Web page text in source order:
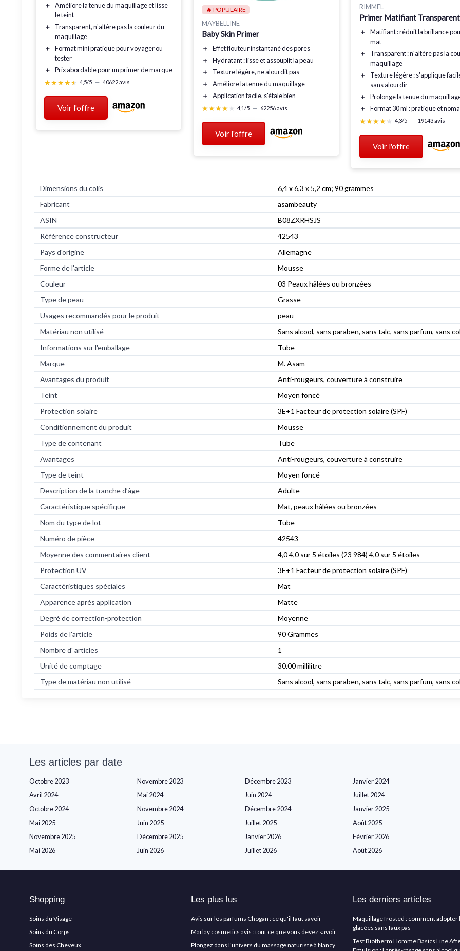
＋
Améliore la tenue du maquillageet lisse
le teint
＋
Transparent, n'altère pas la couleur du
maquillage
＋
Format minipratique pour voyager ou
tester
＋
Prix abordablepour un primer de marque
★★★★★
★★★★★ 4,5/5 — 40622 avis
Voir l'offre
🔥 POPULAIRE
MAYBELLINE
Baby Skin Primer
＋ Effet flouteur instantanédes pores
＋
Hydratant: lisse et assouplit la peau
＋
Texture légère, ne alourdit pas
＋
Améliore la tenuedu maquillage
＋
Application facile, s'étale bien
★★★★★
★★★★★ 4,1/5 — 62256 avis
Voir l'offre
RIMMEL
Primer Matifiant
＋ Matifiant: réduit la brillance
mat
＋
Transparent: n'altère pas la
maquillage
＋
Texture légère: s'applique
sans alourdir
＋
Prolonge la tenuedu
＋
Format 30 ml : pratique et
★★★★★
★★★★★ 4,3/5 — 19143 avis
Voir l'offre
Dimensions du colis
6,4 x 6,3 x 5,2 cm; 90 grammes
Fabricant
asambeauty
ASIN
B08ZXRHSJS
Référence constructeur
42543
Pays d'origine
Allemagne
Forme de l'article
Mousse
Couleur
03 Peaux hâlées ou bronzées
Type de peau
Grasse
Usages recommandés pour le produit
peau
Matériau non utilisé
Sans alcool, sans paraben, sans talc, sans parfum, sans
Informations sur l'emballage
Tube
Marque
M. Asam
Avantages du produit
Anti-rougeurs, couverture à construire
Teint
Moyen foncé
Protection solaire
3E+1 Facteur de protection solaire (SPF)
Conditionnement du produit
Mousse
Type de contenant
Tube
Avantages
Anti-rougeurs, couverture à construire
Type de teint
Moyen foncé
Description de la tranche d’âge
Adulte
Caractéristique spécifique
Mat, peaux hâlées ou bronzées
Nom du type de lot
Tube
Numéro de pièce
42543
Moyenne des commentaires client
4,0 4,0 sur 5 étoiles (23 984) 4,0 sur 5 étoiles
Protection UV
3E+1 Facteur de protection solaire (SPF)
Caractéristiques spéciales
Mat
Apparence après application
Matte
Degré de correction-protection
Moyenne
Poids de l'article
90 Grammes
Nombre d' articles
1
Unité de comptage
30.00 millilitre
Type de matériau non utilisé
Sans alcool, sans paraben, sans talc, sans parfum, sans
Les articles par date
Octobre 2023 Novembre 2023 Décembre 2023 Janvier 2024
Avril 2024
Mai 2024 Juin 2024 Juillet 2024
Octobre 2024
Novembre 2024 Décembre 2024 Janvier 2025
Mai 2025
Juin 2025 Juillet 2025 Août 2025
Novembre 2025
Décembre 2025 Janvier 2026 Février 2026
Mai 2026
Juin 2026 Juillet 2026 Août 2026
Shopping
Soins du Visage
Soins du Corps
Soins des Cheveux
Les plus lus
Avis sur les parfums Chogan : ce qu'il faut savoir
Marlay cosmetics avis : tout ce que vous devez savoir
Plongez dans l'univers du massage naturiste à Nancy
Les derniers articles
Maquillage frosted : comment adopter
glacées sans faux pas
Test Biotherm Homme Basics Line